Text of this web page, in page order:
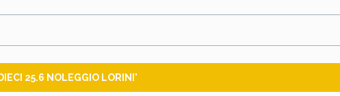
25.6 NOLEGGIO LORINI'